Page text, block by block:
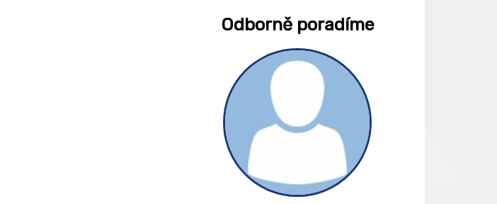
Odborně poradíme